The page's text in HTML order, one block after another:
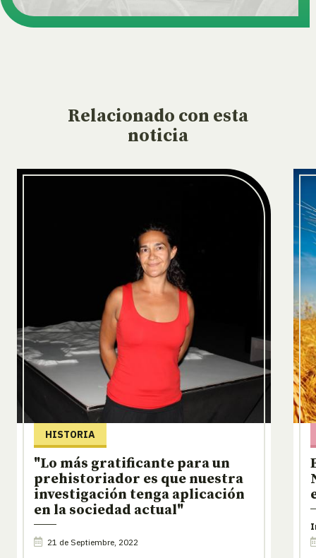
Relacionado con esta
noticia
HISTORIA
"Lo más gratificante para un
prehistoriador es que nuestra
investigación tenga aplicación
en la sociedad actual"
21 de Septiembre, 2022